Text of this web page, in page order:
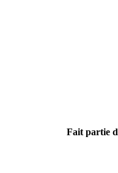
Fait partie